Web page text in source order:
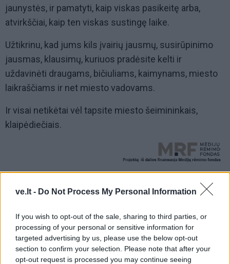
ve.lt - Do Not Process My Personal Information
If you wish to opt-out of the sale, sharing to third parties, or
processing of your personal or sensitive information for
targeted advertising by us, please use the below opt-out
section to confirm your selection. Please note that after your
opt-out request is processed you may continue seeing
jaunystės, ir pamatyti, kaip viskas pasikeitę arba,
atvirkščiai, kaip ten viskas sustingę laike.
Užtikrinu, kad jums kils įvairių jausmų, susirūpinimo
jausmas, klausimų, kuriuos pradėsite kelti ir
uždavinėti draugams, bičiuliams, kaimynams, miesto
laikraščiams ir net miesto vadovams.
Ir visai netikėtai vėl tapsite miesto šeimininkais,
klaipėdiečiais.